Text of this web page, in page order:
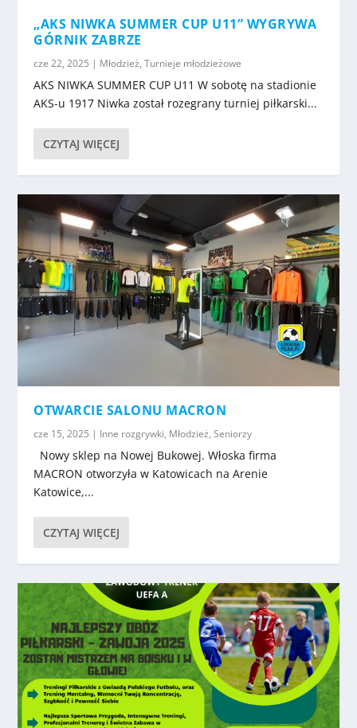
„AKS NIWKA SUMMER CUP U11” WYGRYWA
GÓRNIK ZABRZE
cze 22, 2025 | Młodzież,Turnieje młodzieżowe
AKS NIWKA SUMMER CUP U11 W sobotę na stadionie
AKS-u 1917 Niwka został rozegrany turniej piłkarski...
CZYTAJ WIĘCEJ
OTWARCIE SALONU MACRON
cze 15, 2025 | Inne rozgrywki, Młodzież,Seniorzy
Nowy sklep na Nowej Bukowej. Włoska firma
MACRON otworzyła w Katowicach na Arenie
Katowice,...
CZYTAJ WIĘCEJ